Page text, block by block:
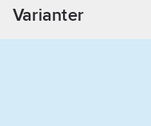
bara 460 gram.
PRIMERO AIR har ett
Varianter